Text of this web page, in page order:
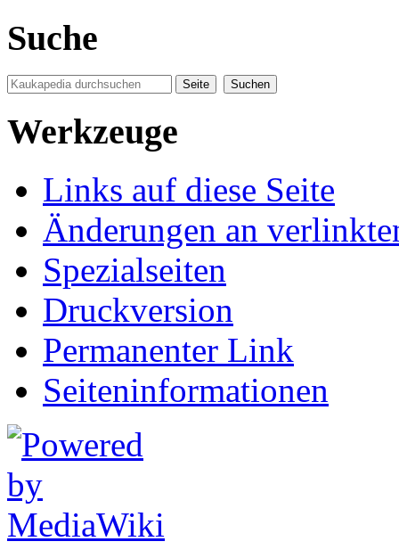
Suche
Werkzeuge
Links auf diese Seite
Änderungen an
Spezialseiten
Druckversion
Permanenter Link
Seiten­informationen